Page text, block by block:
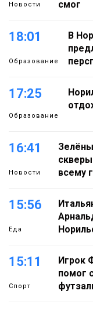
Новости
смог
18:01
Образование
В
17:25
Образование
16:41
Новости
всему
15:56
Еда
15:11
Спорт
Игрок
помог